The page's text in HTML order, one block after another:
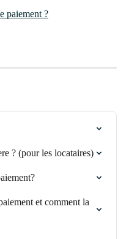
paiement ?
? (pour les locataires)
et comment la